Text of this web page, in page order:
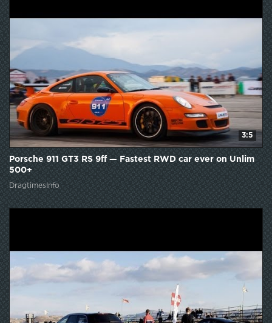
3:5
Porsche 911 GT3 RS 9ff — Fastest RWD car ever on Unlim
500+
DragtimesInfo